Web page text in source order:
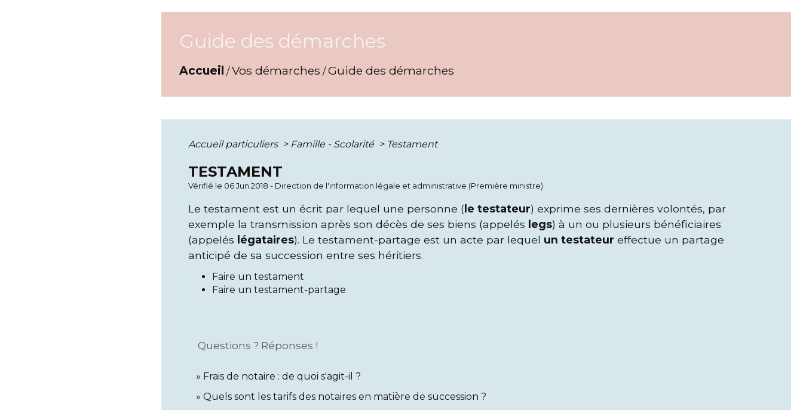
Guide des démarches
Accueil /Vos démarches /Guide des démarches
Accueil particuliers > Famille - Scolarité > Testament
TESTAMENT
Vérifié le 06 Jun 2018 - Direction de l'information légale et administrative (Première ministre)
Le testament est un écrit par lequel une personne ( le testateur) exprime ses dernières volontés, par
exemple la transmission après son décès de ses biens (appelés legs) à un ou plusieurs bénéficiaires
(appelés légataires). Le testament-partage est un acte par lequel un testateur effectue un partage
anticipé de sa succession entre ses héritiers.
Faire un testament
Faire un testament-partage
Questions ? Réponses !
Frais de notaire : de quoi s'agit-il ?
Quels sont les tarifs des notaires en matière de succession ?